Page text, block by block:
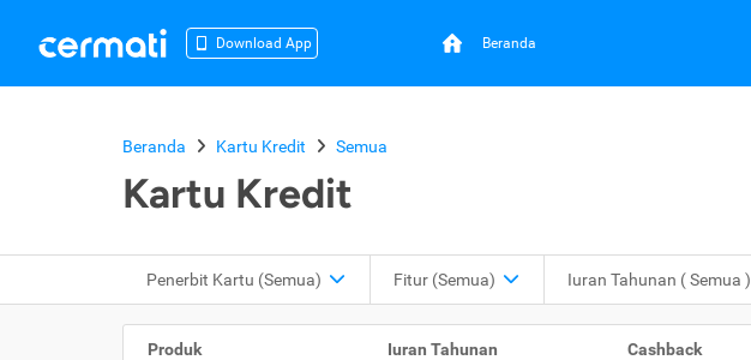
Download App Beranda
Beranda Kartu Kredit Semua
Kartu Kredit
Penerbit Kartu (Semua) Fitur (Semua) Iuran Tahunan ( Semua )
Produk Iuran Tahunan Cashback